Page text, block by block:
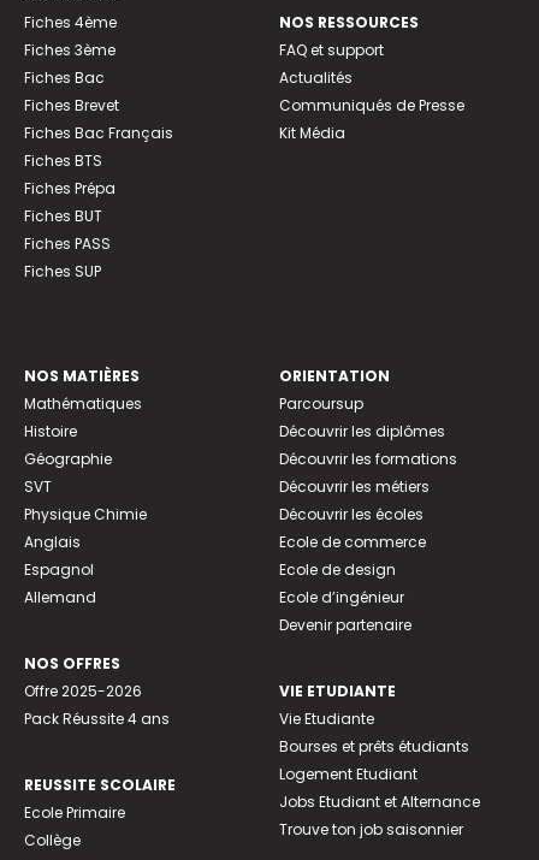
Fiches 4ème
Fiches 3ème
Fiches Bac
Fiches Brevet
Fiches Bac Français
Fiches BTS
Fiches Prépa
Fiches BUT
Fiches PASS
Fiches SUP
NOS RESSOURCES
FAQ et support
Actualités
Communiqués de Presse
Kit Média
NOS MATIÈRES
Mathématiques
Histoire
Géographie
SVT
Physique Chimie
Anglais
Espagnol
Allemand
NOS OFFRES
Offre 2025-2026
Pack Réussite 4 ans
REUSSITE SCOLAIRE
Ecole Primaire
Collège
ORIENTATION
Parcoursup
Découvrir les diplômes
Découvrir les formations
Découvrir les métiers
Découvrir les écoles
Ecole de commerce
Ecole de design
Ecole d’ingénieur
Devenir partenaire
VIE ETUDIANTE
Vie Etudiante
Bourses et prêts étudiants
Logement Etudiant
Jobs Etudiant et Alternance
Trouve ton job saisonnier